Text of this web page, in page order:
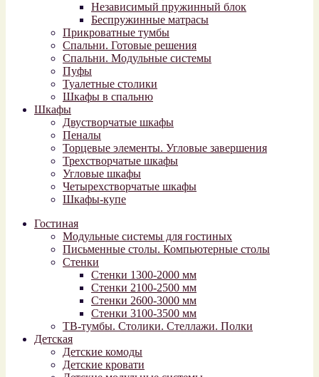
Независимый пружинный блок
Беспружинные матрасы
Прикроватные тумбы
Спальни. Готовые решения
Спальни. Модульные системы
Пуфы
Туалетные столики
Шкафы в спальню
Шкафы
Двустворчатые шкафы
Пеналы
Торцевые элементы. Угловые завершения
Трехстворчатые шкафы
Угловые шкафы
Четырехстворчатые шкафы
Шкафы-купе
Гостиная
Модульные системы для гостиных
Письменные столы. Компьютерные столы
Стенки
Стенки 1300-2000 мм
Стенки 2100-2500 мм
Стенки 2600-3000 мм
Стенки 3100-3500 мм
ТВ-тумбы. Столики. Стеллажи. Полки
Детская
Детские комоды
Детские кровати